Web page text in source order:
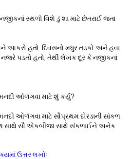
સ્થળો વિશે ડું શા માટે છેતરાઈ જતા
આકરો હતો. દિવસનો મધુર તડકો અને હવા
પડતો હતો, તેથી લેખક દૂર કે નજીકનાં
ઓળંગવા માટે શું કર્યું?
ઓળંગવા માટે સૌપ્રથમ દોરડાની સાંકળ
સાથે સૌ એકબીજા સાથે સંકળાઈને અનેક
ઉત્તર લખોઃ